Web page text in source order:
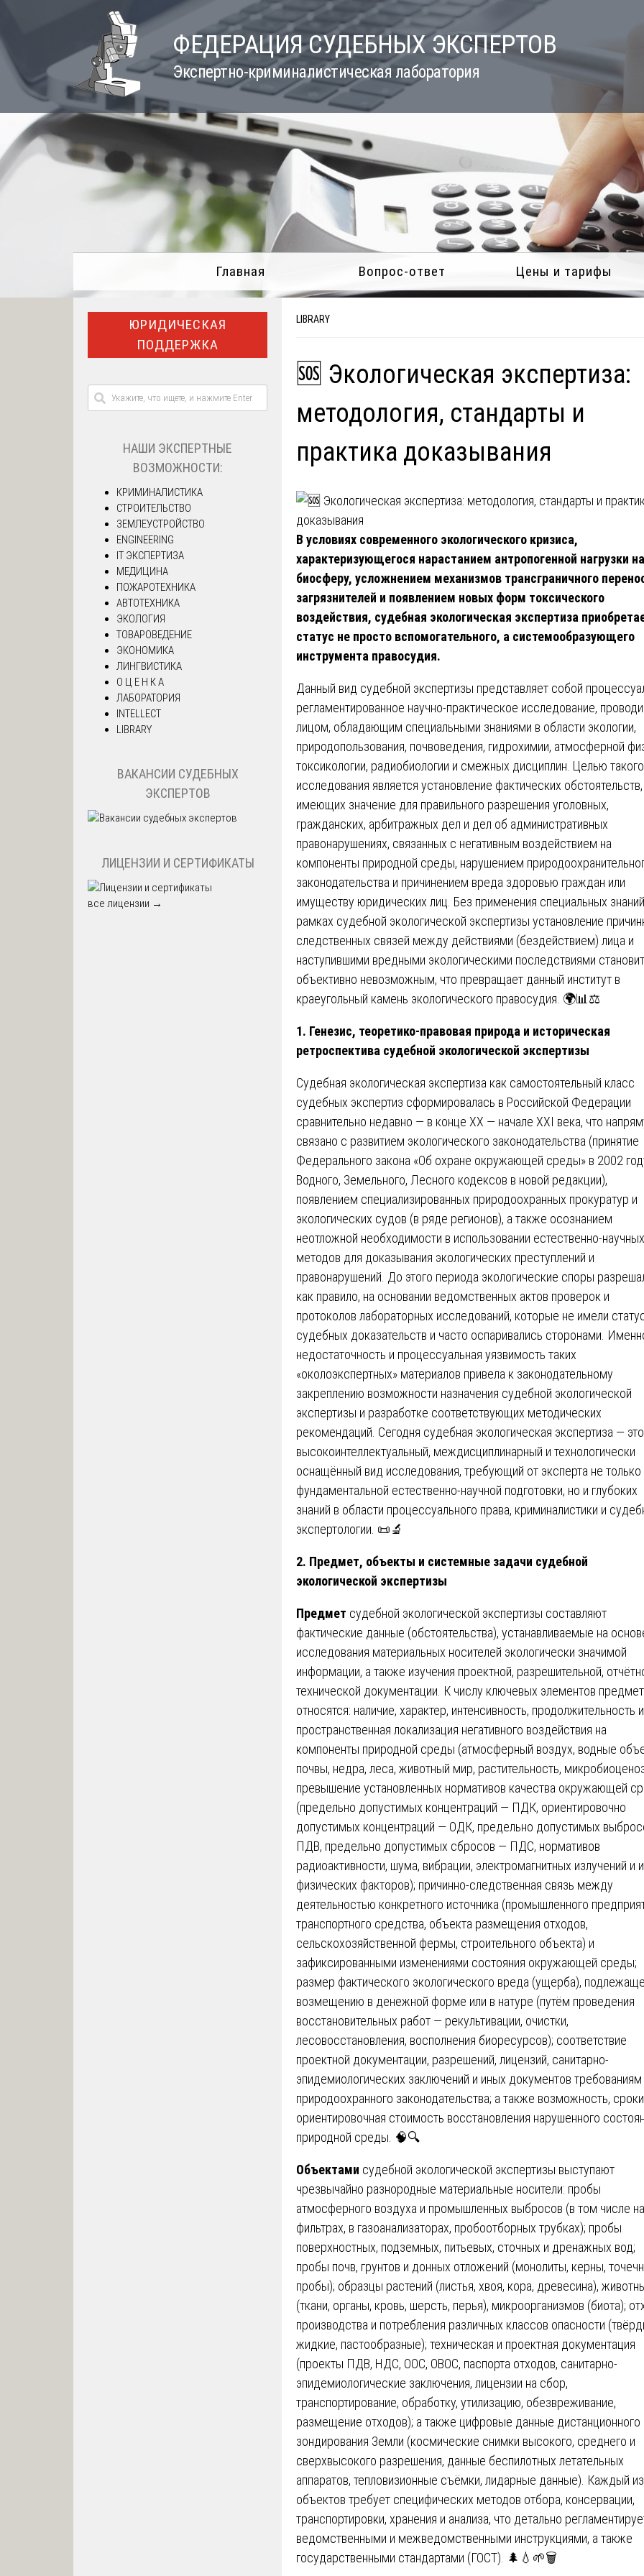
content
ФЕДЕРАЦИЯ СУДЕБНЫХ ЭКСПЕРТОВ
Экспертно-криминалистическая лаборатория
Главная Вопрос-ответ Цены и тарифы
LIBRARY
🆘 Экологическая экспертиза:
методология, стандарты и
практика доказывания
В условиях современного экологического кризиса,
характеризующегося нарастанием антропогенной нагрузки на
биосферу, усложнением механизмов трансграничного
загрязнителей и появлением новых форм токсического
воздействия, судебная экологическая экспертиза
статус не просто вспомогательного, а системообразующего
инструмента правосудия.
Данный вид судебной экспертизы представляет собой
регламентированное научно-практическое исследование,
лицом, обладающим специальными знаниями в области экологии,
природопользования, почвоведения, гидрохимии, атмосферной
токсикологии, радиобиологии и смежных дисциплин. Целью такого
исследования является установление фактических обстоятельств,
имеющих значение для правильного разрешения уголовных,
гражданских, арбитражных дел и дел об административных
правонарушениях, связанных с негативным воздействием на
компоненты природной среды, нарушением
законодательства и причинением вреда здоровью граждан или
имуществу юридических лиц. Без применения специальных
рамках судебной экологической экспертизы установление
следственных связей между действиями (бездействием) лица и
наступившими вредными экологическими последствиями
объективно невозможным, что превращает данный институт в
краеугольный камень экологического правосудия. 🌍📊⚖️
1. Генезис, теоретико-правовая природа и историческая
ретроспектива судебной экологической экспертизы
Судебная экологическая экспертиза как самостоятельный класс
судебных экспертиз сформировалась в Российской Федерации
сравнительно недавно — в конце XX — начале XXI века, что
связано с развитием экологического законодательства (принятие
Федерального закона «Об охране окружающей среды» в 2002
Водного, Земельного, Лесного кодексов в новой редакции),
появлением специализированных природоохранных прокуратур и
экологических судов (в ряде регионов), а также осознанием
неотложной необходимости в использовании естественно-научных
методов для доказывания экологических преступлений и
правонарушений. До этого периода экологические споры
как правило, на основании ведомственных актов проверок и
протоколов лабораторных исследований, которые не имели
судебных доказательств и часто оспаривались сторонами.
недостаточность и процессуальная уязвимость таких
«околоэкспертных» материалов привела к законодательному
закреплению возможности назначения судебной экологической
экспертизы и разработке соответствующих методических
рекомендаций. Сегодня судебная экологическая экспертиза — это
высокоинтеллектуальный, междисциплинарный и технологически
оснащённый вид исследования, требующий от эксперта не только
фундаментальной естественно-научной подготовки, но и глубоких
знаний в области процессуального права, криминалистики и
экспертологии. 📜🔬
2. Предмет, объекты и системные задачи судебной
экологической экспертизы
Предмет судебной экологической экспертизы составляют
фактические данные (обстоятельства), устанавливаемые на
исследования материальных носителей экологически значимой
информации, а также изучения проектной, разрешительной,
технической документации. К числу ключевых элементов
относятся: наличие, характер, интенсивность, продолжительность и
пространственная локализация негативного воздействия на
компоненты природной среды (атмосферный воздух, водные
почвы, недра, леса, животный мир, растительность,
превышение установленных нормативов качества окружающей
(предельно допустимых концентраций — ПДК, ориентировочно
допустимых концентраций — ОДК, предельно допустимых
ПДВ, предельно допустимых сбросов — ПДС, нормативов
радиоактивности, шума, вибрации, электромагнитных излучений и
физических факторов); причинно-следственная связь между
деятельностью конкретного источника (промышленного
транспортного средства, объекта размещения отходов,
сельскохозяйственной фермы, строительного объекта) и
зафиксированными изменениями состояния окружающей среды;
размер фактического экологического вреда (ущерба),
возмещению в денежной форме или в натуре (путём проведения
восстановительных работ — рекультивации, очистки,
лесовосстановления, восполнения биоресурсов); соответствие
проектной документации, разрешений, лицензий, санитарно-
эпидемиологических заключений и иных документов требованиям
природоохранного законодательства; а также возможность,
ориентировочная стоимость восстановления нарушенного
природной среды. 🧠🔍
Объектами судебной экологической экспертизы выступают
чрезвычайно разнородные материальные носители: пробы
атмосферного воздуха и промышленных выбросов (в том числе на
фильтрах, в газоанализаторах, пробоотборных трубках); пробы
поверхностных, подземных, питьевых, сточных и дренажных вод;
пробы почв, грунтов и донных отложений (монолиты, керны,
пробы); образцы растений (листья, хвоя, кора, древесина),
(ткани, органы, кровь, шерсть, перья), микроорганизмов (биота);
производства и потребления различных классов опасности
жидкие, пастообразные); техническая и проектная документация
(проекты ПДВ, НДС, ООС, ОВОС, паспорта отходов, санитарно-
эпидемиологические заключения, лицензии на сбор,
транспортирование, обработку, утилизацию, обезвреживание,
размещение отходов); а также цифровые данные дистанционного
зондирования Земли (космические снимки высокого, среднего и
сверхвысокого разрешения, данные беспилотных летательных
аппаратов, тепловизионные съёмки, лидарные данные). Каждый из
объектов требует специфических методов отбора, консервации,
транспортировки, хранения и анализа, что детально
ведомственными и межведомственными инструкциями, а также
государственными стандартами (ГОСТ). 🌲💧🌱🗑️
ЮРИДИЧЕСКАЯ
ПОДДЕРЖКА
НАШИ ЭКСПЕРТНЫЕ
ВОЗМОЖНОСТИ:
КРИМИНАЛИСТИКА
СТРОИТЕЛЬСТВО
ЗЕМЛЕУСТРОЙСТВО
ENGINEERING
IT ЭКСПЕРТИЗА
МЕДИЦИНА
ПОЖАРОТЕХНИКА
АВТОТЕХНИКА
ЭКОЛОГИЯ
ТОВАРОВЕДЕНИЕ
ЭКОНОМИКА
ЛИНГВИСТИКА
О Ц Е Н К А
ЛАБОРАТОРИЯ
INTELLECT
LIBRARY
ВАКАНСИИ СУДЕБНЫХ
ЭКСПЕРТОВ
ЛИЦЕНЗИИ И СЕРТИФИКАТЫ
все лицензии →